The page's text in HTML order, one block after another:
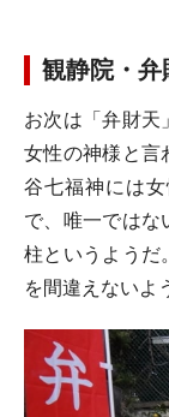
観静院・
お次は「弁財天
女性の神様と言
谷七福神には
で、唯一ではな
柱というようだ
を間違えないよ